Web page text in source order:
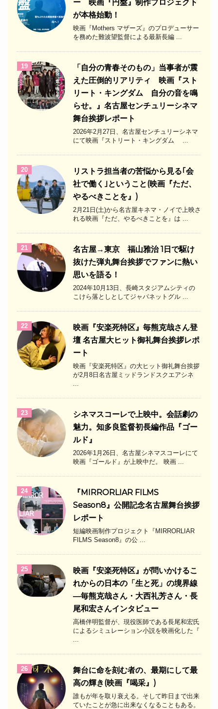
ー 映画『円盤』制作プロジェクト
が本格始動！
映画『Mothers マザーズ』のプロデューサー
を務めた難波望監督による最新長編 ...
19
「自分の青春そのもの」当事者が震
えた圧倒的リアリティ 映画『スト
リート・キングダム 自分の音を鳴
らせ。』名古屋センチュリーシネマ
舞台挨拶レポート
2026年2月27日、名古屋センチュリーシネマ
にて映画『ストリート・キングダム ...
20
リストラ担当者の苦悩から見る｢会
社で働く｣ということ(映画『ただ、
やるべきことを』)
2月21日(土)から名古屋キネマ・ノイで上映さ
れる映画『ただ、やるべきことを』は ...
21
名古屋→東京 福山雅治 1日で駆け
抜けた弾丸舞台挨拶でファンに熱い
思いを語る！
2024年10月13日、長崎スタジアムシティの
こけら落としとしてジャパネットグル ...
22
映画『安楽死特区』毎熊克哉さん登
壇 名古屋大ヒット御礼舞台挨拶レポ
ート
映画『安楽死特区』の大ヒット御礼舞台挨拶
が2月8日名古屋ミッドランドスクエアシネ
23
シネマスコーレで上映中。会話劇の
魅力。知多良監督初長編作品『ゴー
ルド』
2026年1月26日、名古屋シネマスコーレにて
映画『ゴールド』が上映中だ。 映画 ...
24
『MIRRORLIAR FILMS
Season8』公開記念名古屋舞台挨拶
レポート
短編映画制作プロジェクト『MIRRORLIAR
FILMS Season8』の公 ...
25
映画『安楽死特区』が問いかけるこ
れからの日本の「生と死」の境界線
―毎熊克哉さん・大西礼芳さん・長
尾和宏さんインタビュー
高橋伴明監督が、現役医師である長尾和宏氏
によるシミュレーション小説を映画化した『
26
舞台に命を刻む者の、最期にして最
高の輝き(映画『喝采』)
誰もが年を取り衰える。そして昨日まで出来
ていたことが急に出来なくなることもある。